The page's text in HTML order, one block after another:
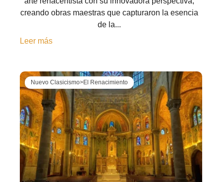
creando obras maestras que capturaron la esencia
de la...
Leer más
Nuevo Clasicismo>El Renacimiento